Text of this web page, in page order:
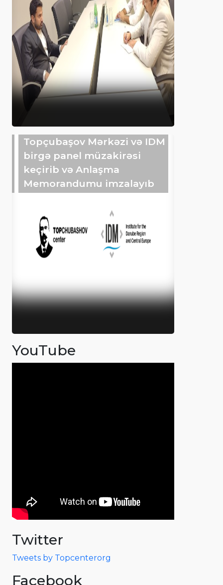
Topçubaşov Mərkəzi və IDM
birgə panel müzakirəsi
keçirib və Anlaşma
Memorandumu imzalayıb
YouTube
Twitter
Tweets by Topcenterorg
Facebook